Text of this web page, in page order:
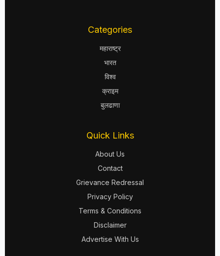
Categories
महाराष्ट्र
भारत
विश्व
क्राइम
बुलढाणा
Quick Links
About Us
Contact
Grievance Redressal
Privacy Policy
Terms & Conditions
Disclaimer
Advertise With Us